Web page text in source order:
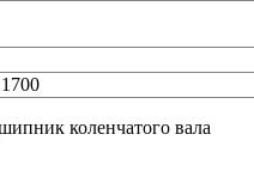
коленчатого вала